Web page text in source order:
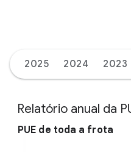
2025 2024 2023
Relatório anual da
PUE de toda a frota